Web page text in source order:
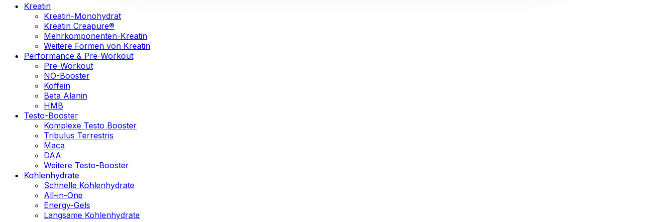
Kreatin
Kreatin-Monohydrat
Kreatin Creapure®
Mehrkomponenten-Kreatin
Weitere Formen von Kreatin
Performance & Pre-Workout
Pre-Workout
NO-Booster
Koffein
Beta Alanin
HMB
Testo-Booster
Komplexe Testo Booster
Tribulus Terrestris
Maca
DAA
Weitere Testo-Booster
Kohlenhydrate
Schnelle Kohlenhydrate
All-in-One
Energy-Gels
Langsame Kohlenhydrate